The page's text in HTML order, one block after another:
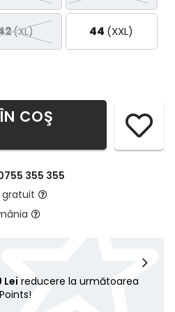
(XL) 44 (XXL)
COŞ
355 355
gratuit
Lei reducere la următoarea